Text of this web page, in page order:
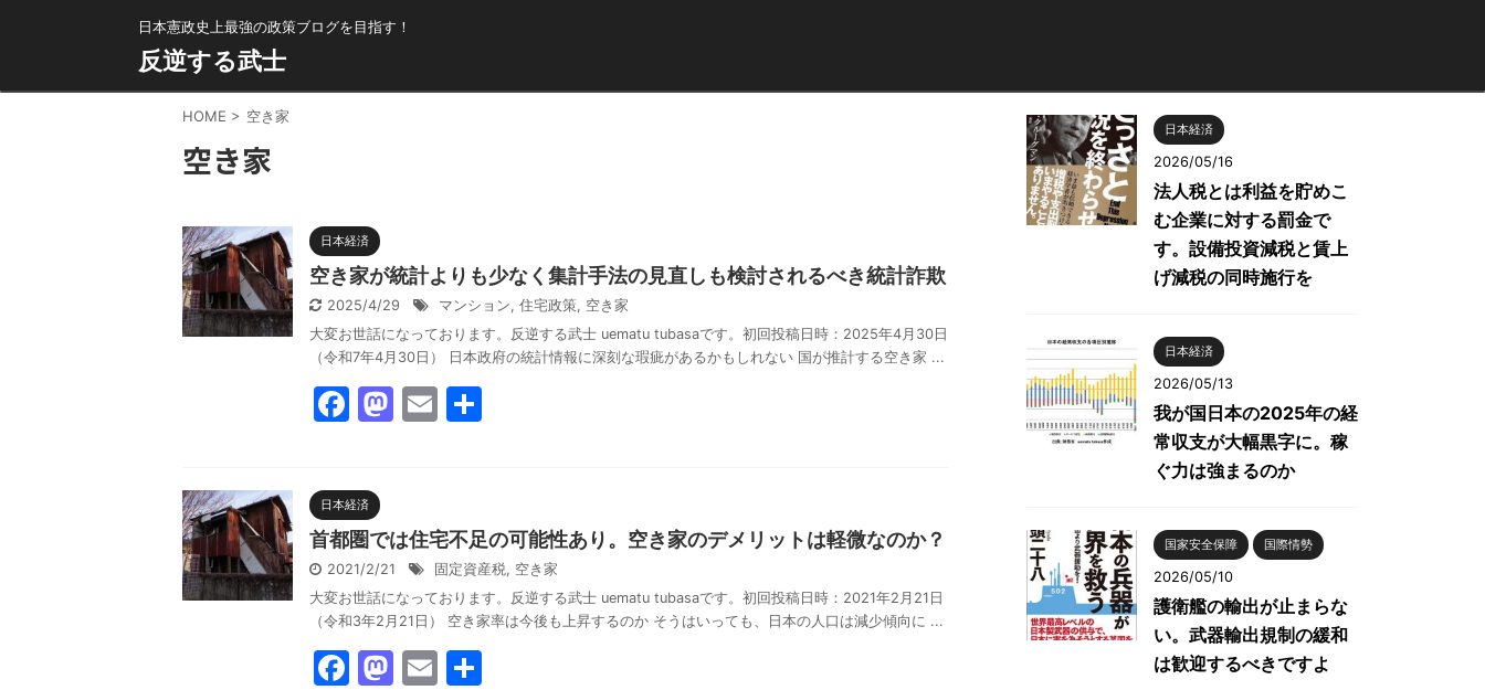
日本憲政史上最強の政策ブログを目指す！
反逆する武士
HOME > 空き家
空き家
日本経済
空き家が統計よりも少なく集計手法の見直しも検討されるべき統計詐欺
2025/4/29 マンション, 住宅政策, 空き家
大変お世話になっております。反逆する武士 uematu tubasaです。初回投稿日時：2025年4月30日
（令和7年4月30日） 日本政府の統計情報に深刻な瑕疵があるかもしれない 国が推計する空き家 ...
F
e
b
o
o
k
M
d
o
n
E
日本経済
首都圏では住宅不足の可能性あり。空き家のデメリットは軽微なのか？
2021/2/21 固定資産税, 空き家
大変お世話になっております。反逆する武士 uematu tubasaです。初回投稿日時：2021年2月21日
（令和3年2月21日） 空き家率は今後も上昇するのか そうはいっても、日本の人口は減少傾向に ...
F
M E
日本経済
2026/05/16
法人税とは利益を貯めこ
む企業に対する罰金で
す。設備投資減税と賃上
げ減税の同時施行を
日本経済
2026/05/13
我が国日本の2025年の経
常収支が大幅黒字に。稼
ぐ力は強まるのか
国家安全保障 国際情勢
2026/05/10
護衛艦の輸出が止まらな
い。武器輸出規制の緩和
は歓迎するべきですよ